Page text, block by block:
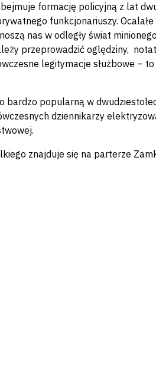
formację policyjną z lat
funkcjonariuszy.
nas w odległy świat
przeprowadzić oględziny,
legitymacje służbowe –
bardzo popularną w
dziennikarzy
znajduje się na parterze